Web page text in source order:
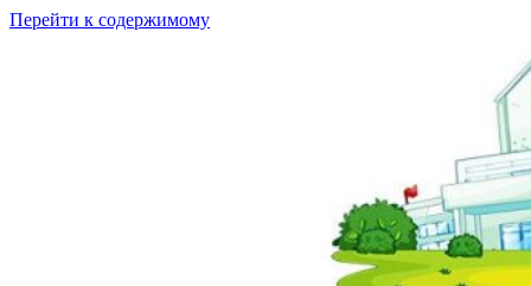
Перейти к содержимому